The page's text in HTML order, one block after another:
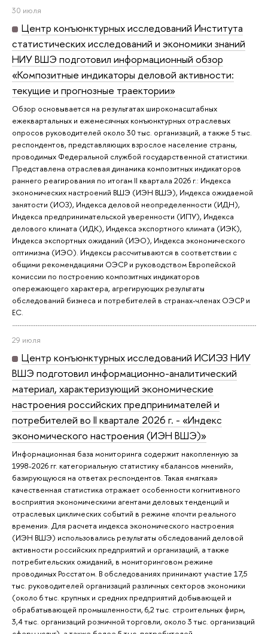
30 июля
Центр конъюнктурных исследований Института
статистических исследований и экономики знаний
НИУ ВШЭ подготовил информационный обзор
«Композитные индикаторы деловой активности:
текущие и прогнозные траектории»
Обзор основывается на результатах широкомасштабных
ежеквартальных и ежемесячных конъюнктурных отраслевых
опросов руководителей около 30 тыс. организаций, а также 5 тыс.
респондентов, представляющих взрослое население страны,
проводимых Федеральной службой государственной статистики.
Представлена отраслевая динамика композитных индикаторов
раннего реагирования по итогам II квартала 2026 г.: Индекса
экономических настроений ВШЭ (ИЭН ВШЭ), Индекса ожидаемой
занятости (ИОЗ), Индекса деловой неопределенности (ИДН),
Индекса предпринимательской уверенности (ИПУ), Индекса
делового климата (ИДК), Индекса экспортного климата (ИЭК),
Индекса экспортных ожиданий (ИЭО), Индекса экономического
оптимизма (ИЭО). Индексы рассчитываются в соответствии с
общими рекомендациями ОЭСР и руководством Европейской
комиссии по построению композитных индикаторов
опережающего характера, агрегирующих результаты
обследований бизнеса и потребителей в странах-членах ОЭСР и
ЕС.
29 июля
Центр конъюнктурных исследований ИСИЭЗ НИУ
ВШЭ подготовил информационно-аналитический
материал, характеризующий экономические
настроения российских предпринимателей и
потребителей во II квартале 2026 г. - «Индекс
экономического настроения (ИЭН ВШЭ)»
Информационная база мониторинга содержит накопленную за
1998-2026 гг. категориальную статистику «балансов мнений»,
базирующуюся на ответах респондентов. Такая «мягкая»
качественная статистика отражает особенности когнитивного
восприятия экономическими агентами деловых тенденций и
отраслевых циклических событий в режиме «почти реального
времени». Для расчета индекса экономического настроения
(ИЭН ВШЭ) использовались результаты обследований деловой
активности российских предприятий и организаций, а также
потребительских ожиданий, в мониторинговом режиме
проводимых Росстатом. В обследованиях принимают участие 17,5
тыс. руководителей организаций различных секторов экономики
(около 6 тыс. крупных и средних предприятий добывающей и
обрабатывающей промышленности, 6,2 тыс. строительных фирм,
3,4 тыс. организаций розничной торговли, около 3 тыс. организаций